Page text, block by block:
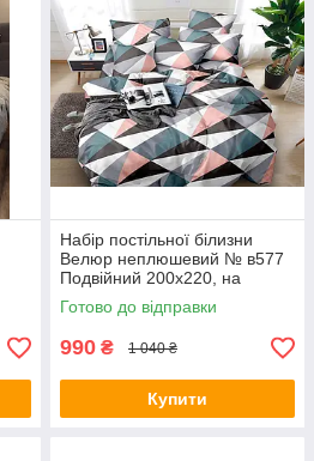
Набір постільної білизни
Велюр неплюшевий № в577
Подвійний 200х220, на
кнопках
Готово до відправки
990 ₴ 1 040 ₴
Купити